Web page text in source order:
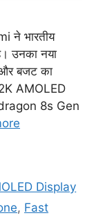
ने भारतीय
उनका नया
बजट का
AMOLED
8s Gen
Display
, Fast